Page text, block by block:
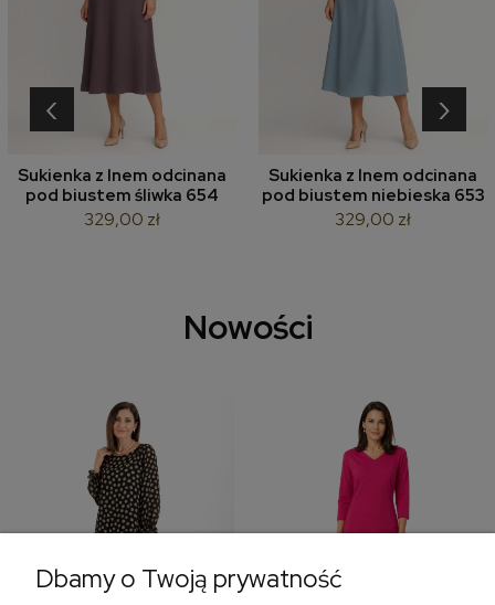
Sukienka z lnem odcinana
pod biustem śliwka 654
329,00 zł
Sukienka z lnem odcinana
pod biustem niebieska 653
329,00 zł
‹ ›
Nowości
Dbamy o Twoją prywatność